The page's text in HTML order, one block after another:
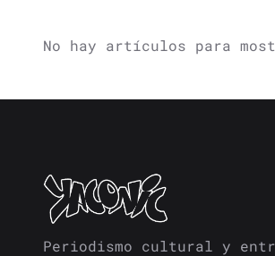
No hay artículos para
Periodismo cultural y